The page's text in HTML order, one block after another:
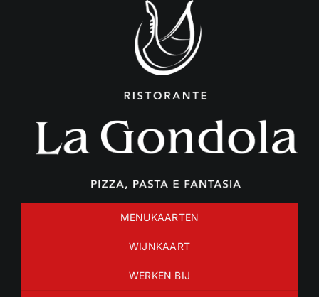
MENUKAARTEN
WIJNKAART
WERKEN BIJ